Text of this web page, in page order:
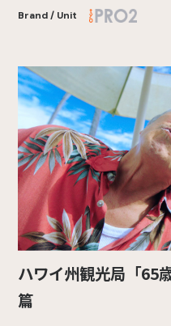
Brand / Unit
ハワイ州観光局「65
篇